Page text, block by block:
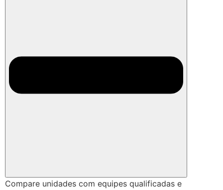
Compare unidades com equipes qualificadas e